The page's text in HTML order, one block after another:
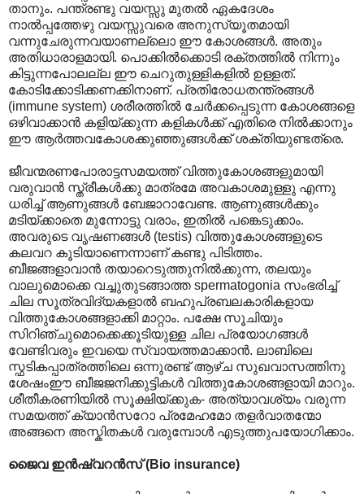
താനും. പന്ത്രണ്ടു വയസ്സു മുതൽ ഏകദേശം
നാൽ‌പ്പത്തേഴു വയസ്സുവരെ അനുസ്യൂതമായി
വന്നുചേരുന്നവയാണല്ലൊ ഈ കോശങ്ങൾ. അതും
അതിധാരാളമായി. പൊക്കിൽക്കൊടി രക്തത്തിൽ നിന്നും
കിട്ടുന്നപോലല്ല ഈ ചെറുതുള്ളികളിൽ ഉള്ളത്.
കോടിക്കോടിക്കണക്കിനാണ്. പ്രതിരോധതന്ത്രങ്ങൾ
(immune system) ശരീരത്തിൽ ചേർക്കപ്പെടുന്ന കോശങ്ങളെ
ഒഴിവാക്കാൻ കളിയ്ക്കുന്ന കളികൾക്ക് എതിരെ നിൽക്കാനും
ഈ ആർത്തവകോശക്കുഞ്ഞുങ്ങൾക്ക് ശക്തിയുണ്ടത്രെ.
ജീവന്മരണപോരാട്ടസമയത്ത് വിത്തുകോശങ്ങളുമായി
വരുവാൻ സ്ത്രീകൾക്കു മാത്രമേ അവകാശമുള്ളു എന്നു
ധരിച്ച് ആണുങ്ങൾ ബേജാറാവേണ്ട. ആണുങ്ങൾക്കും
മടിയ്ക്കാതെ മുന്നോട്ടു വരാം, ഇതിൽ പങ്കെടുക്കാം.
അവരുടെ വൃഷണങ്ങൾ (testis) വിത്തുകോശങ്ങളുടെ
കലവറ കൂടിയാണെന്നാണ് കണ്ടു പിടിത്തം.
ബീജങ്ങളാവാൻ തയാറെടുത്തുനിൽക്കുന്ന, തലയും
വാലുമൊക്കെ വച്ചുതുടങ്ങാത്ത spermatogonia സംഭരിച്ച്
ചില സൂത്രവിദ്യകളാൽ ബഹുപ്രബലകാരികളായ
വിത്തുകോശങ്ങളാക്കി മാറ്റാം. പക്ഷേ സൂചിയും
സിറിഞ്ചുമൊക്കെക്കൂടിയുള്ള ചില പ്രയോഗങ്ങൾ
വേണ്ടിവരും ഇവയെ സ്വായത്തമാക്കാൻ. ലാബിലെ
സ്ഫടികപ്പാത്രത്തിലെ ഒന്നുരണ്ട് ആഴ്ച സുഖവാസത്തിനു
ശേഷംഈ ബീജജനിക്കുട്ടികൾ വിത്തുകോശങ്ങളായി മാറും.
ശീതീകരണിയിൽ സൂക്ഷിയ്ക്കുക- അത്യാവശ്യം വരുന്ന
സമയത്ത് ക്യാൻസറോ പ്രമേഹമോ തളർവാതന്മോ
അങ്ങനെ അസ്കിതകൾ വരുമ്പോൾ എടുത്തുപയോഗിക്കാം.
ജൈവ ഇൻഷ്വറൻസ് (Bio insurance)